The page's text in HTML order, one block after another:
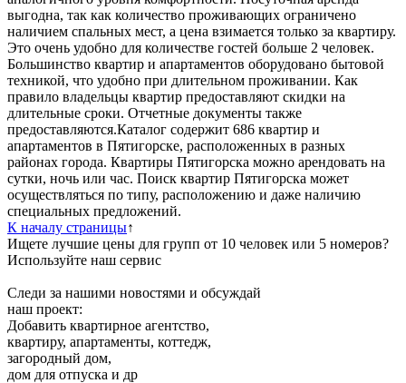
выгодна, так как количество проживающих ограничено
наличием спальных мест, а цена взимается только за квартиру.
Это очень удобно для количестве гостей больше 2 человек.
Большинство квартир и апартаментов оборудовано бытовой
техникой, что удобно при длительном проживании. Как
правило владельцы квартир предоставляют скидки на
длительные сроки. Отчетные документы также
предоставляются.Каталог содержит 686 квартир и
апартаментов в Пятигорске, расположенных в разных
районах города. Квартиры Пятигорска можно арендовать на
сутки, ночь или час. Поиск квартир Пятигорска может
осуществляться по типу, расположению и даже наличию
специальных предложений.
К началу страницы↑
Ищете лучшие цены для групп от 10 человек или 5 номеров?
Используйте наш сервис
Следи за нашими новостями и обсуждай
наш проект:
Добавить квартирное агентство,
квартиру, апартаменты, коттедж,
загородный дом,
дом для отпуска и др